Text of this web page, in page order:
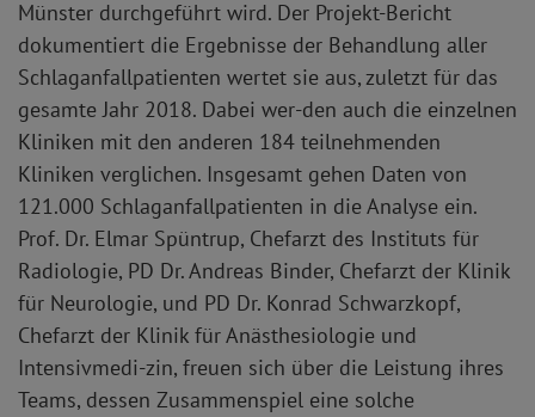
Münster durchgeführt wird. Der Projekt-Bericht
dokumentiert die Ergebnisse der Behandlung aller
Schlaganfallpatienten wertet sie aus, zuletzt für das
gesamte Jahr 2018. Dabei wer-den auch die einzelnen
Kliniken mit den anderen 184 teilnehmenden
Kliniken verglichen. Insgesamt gehen Daten von
121.000 Schlaganfallpatienten in die Analyse ein.
Prof. Dr. Elmar Spüntrup, Chefarzt des Instituts für
Radiologie, PD Dr. Andreas Binder, Chefarzt der Klinik
für Neurologie, und PD Dr. Konrad Schwarzkopf,
Chefarzt der Klinik für Anästhesiologie und
Intensivmedi-zin, freuen sich über die Leistung ihres
Teams, dessen Zusammenspiel eine solche